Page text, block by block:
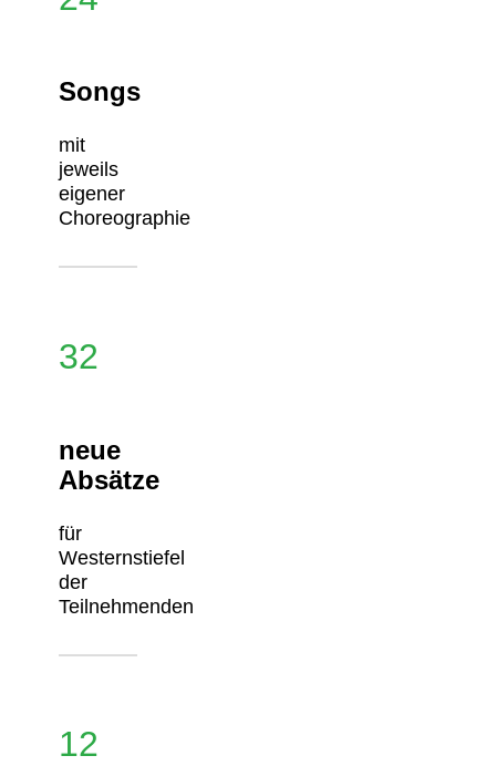
Songs
mit
jeweils
eigener
Choreographie
32
neue
Absätze
für
Westernstiefel
der
Teilnehmenden
12